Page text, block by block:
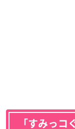
「すみっ